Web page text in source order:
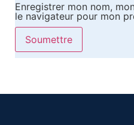
Enregistrer mon nom,
le navigateur pour mon